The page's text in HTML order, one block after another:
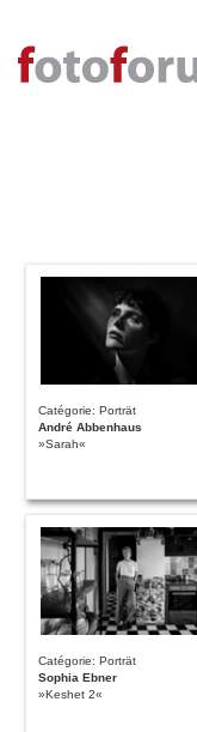
Catégorie: Porträt
André Abbenhaus
»Sarah«
Catégorie: Porträt
Sophia Ebner
»Keshet 2«